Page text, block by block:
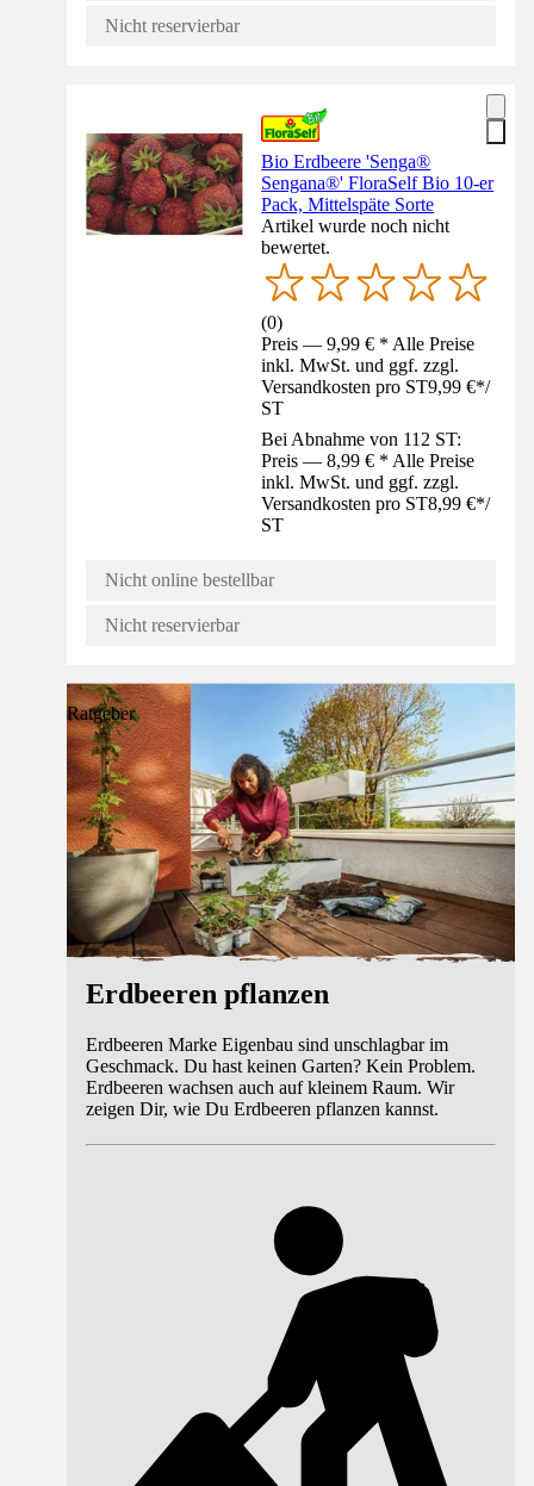
Nicht reservierbar
Bio Erdbeere 'Senga®
Sengana®' FloraSelf Bio 10-er
Pack, Mittelspäte Sorte
Artikel wurde noch nicht
bewertet.
(0)
Preis — 9,99 € * Alle Preise
inkl. MwSt. und ggf. zzgl.
Versandkosten pro ST9,99 €*/
ST
Bei Abnahme von 112 ST:
Preis — 8,99 € * Alle Preise
inkl. MwSt. und ggf. zzgl.
Versandkosten pro ST8,99 €*/
ST
Nicht online bestellbar
Nicht reservierbar
Ratgeber
Erdbeeren pflanzen
Erdbeeren Marke Eigenbau sind unschlagbar im
Geschmack. Du hast keinen Garten? Kein Problem.
Erdbeeren wachsen auch auf kleinem Raum. Wir
zeigen Dir, wie Du Erdbeeren pflanzen kannst.